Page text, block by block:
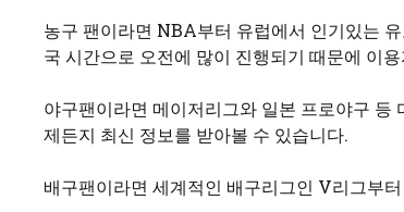
농구 팬이라면 NBA부터 유럽에서 인기있는
국 시간으로 오전에 많이 진행되기 때문에 이
야구팬이라면 메이저리그와 일본 프로야구 등
제든지 최신 정보를 받아볼 수 있습니다.
배구팬이라면 세계적인 배구리그인 V리그부